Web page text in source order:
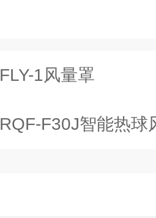
FLY-1风量罩
RQF-F30J智能热球